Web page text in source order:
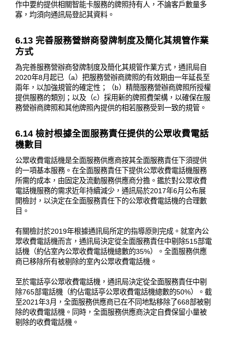
作中要約提供相關智能卡服務的牌照持有人，不論客戶數量多
寡，均須向通訊局登記其資料。
6.13 完善服務營辦商發牌制度及簡化其規管作業
方式
為完善服務營辦商發牌制度及簡化其規管作業方式，通訊局自
2020年8月起已（a）把服務營辦商牌照的有效期由一年延長至
兩年，以加強規管的確定性；（b）精簡服務營辦商牌照所授權
提供服務的類別；以及（c）採用新的牌照費架構，以確保在服
務營辦商牌照和其他牌照內提供的相若服務受到一致的規管。
6.14 檢討根據全面服務責任提供的公眾收費電話
機數目
公眾收費電話機是全面服務供應商按其全面服務責任下須提供
的一項基本服務。在全面服務責任下提供公眾收費電話機服務
所需的成本，由固定及流動服務供應商分擔。鑑於對公眾收費
電話機服務的需求近年持續減少，通訊局於2017年6月公布展
開檢討，以決定在全面服務責任下的公眾收費電話機的合理數
目。
有關檢討於2019年根據通訊局所定的指導原則完成。就室內公
眾收費電話機而言，通訊局決定從全面服務責任中剔除515部電
話機（約佔室內公眾收費電話機總數的35%）。全面服務供應
商已移除所有被剔除的室內公眾收費電話機。
至於電話亭公眾收費電話機，通訊局決定從全面服務責任中剔
除765部電話機（約佔電話亭公眾收費電話機總數的50%）。截
至2021年3月，全面服務供應商已在不同地點移除了668部被剔
除的收費電話機。同時，全面服務供應商決定自費保留小量被
剔除的收費電話機。